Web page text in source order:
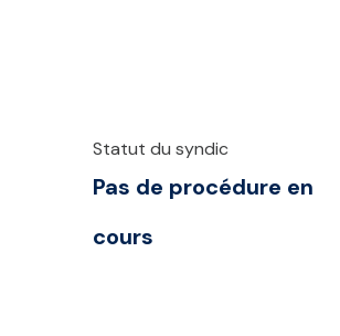
Statut du syndic
Pas de procédure en
cours